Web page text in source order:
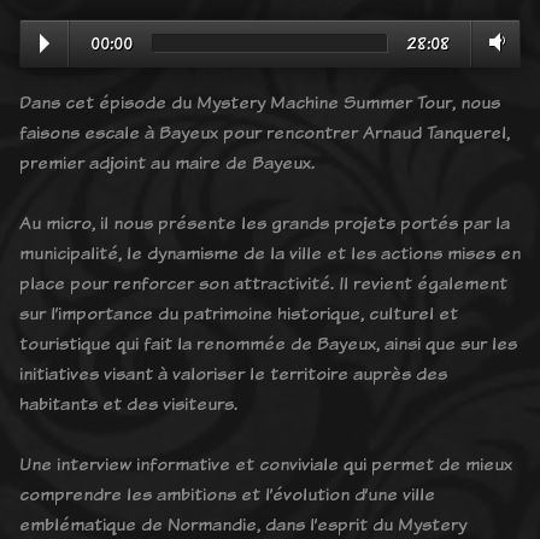
00:00 28:08
Dans cet épisode du Mystery Machine Summer Tour, nous
faisons escale à Bayeux pour rencontrer Arnaud Tanquerel,
premier adjoint au maire de Bayeux.
Au micro, il nous présente les grands projets portés par la
municipalité, le dynamisme de la ville et les actions mises en
place pour renforcer son attractivité. Il revient également
sur l’importance du patrimoine historique, culturel et
touristique qui fait la renommée de Bayeux, ainsi que sur les
initiatives visant à valoriser le territoire auprès des
habitants et des visiteurs.
Une interview informative et conviviale qui permet de mieux
comprendre les ambitions et l’évolution d’une ville
emblématique de Normandie, dans l’esprit du Mystery